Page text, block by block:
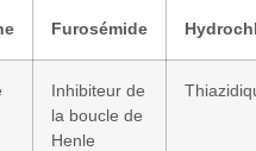
Furosémide
Inhibiteur de
la boucle de
Henle